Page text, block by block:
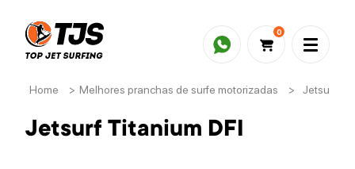
0
Home > Melhores pranchas de surfe motorizadas > Jetsurf
Jetsurf Titanium DFI